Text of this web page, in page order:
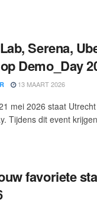
Serena,
Demo_Day
13 MAART 2026
mei 2026 staat
Tijdens dit event
favoriete